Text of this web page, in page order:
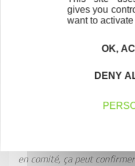
a environ 15 minutes
approfondir certains points.
prends toujours le temps
en comité, ça peut
gives you
want to activate
OK,
DENY